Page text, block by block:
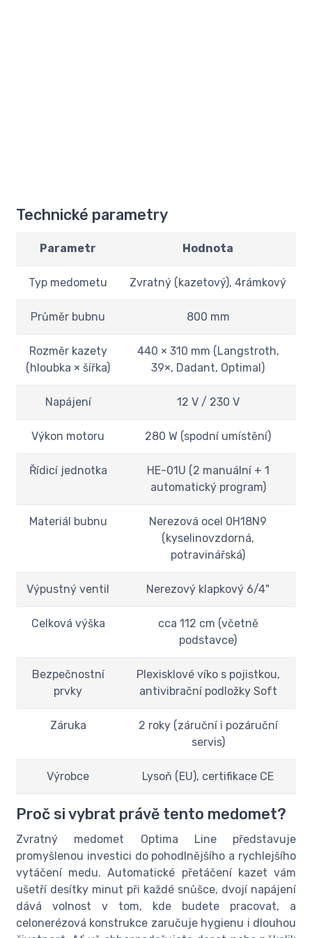
Technické parametry
Parametr Hodnota
Typ medometu Zvratný (kazetový), 4rámkový
Průměr bubnu 800 mm
Rozměr kazety
(hloubka × šířka)
440 × 310 mm (Langstroth,
39×, Dadant, Optimal)
Napájení 12 V / 230 V
Výkon motoru 280 W (spodní umístění)
Řídicí jednotka
HE-01U (2 manuální + 1
automatický program)
Materiál bubnu
Nerezová ocel 0H18N9
(kyselinovzdorná,
potravinářská)
Výpustný ventil Nerezový klapkový 6/4"
Celková výška
cca 112 cm (včetně
podstavce)
Bezpečnostní
prvky
Plexisklové víko s pojistkou,
antivibrační podložky Soft
Záruka
2 roky (záruční i pozáruční
servis)
Výrobce Lysoň (EU), certifikace CE
Proč si vybrat právě tento medomet?
Zvratný medomet Optima Line představuje
promyšlenou investici do pohodlnějšího a rychlejšího
vytáčení medu. Automatické přetáčení kazet vám
ušetří desítky minut při každé snůšce, dvojí napájení
dává volnost v tom, kde budete pracovat, a
celonerézová konstrukce zaručuje hygienu i dlouhou